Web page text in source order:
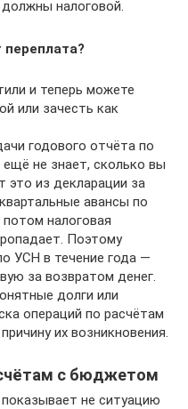
налоговой.
переплата?
и теперь можете
или зачесть как
годового отчёта по
не знает, сколько вы
это из декларации за
авансы по
налоговая
Поэтому
УСН в течение года —
за возвратом денег.
долги или
операций по расчётам
их возникновения.
с бюджетом
не ситуацию